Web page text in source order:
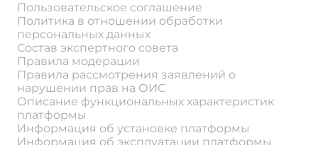
Пользовательское соглашение
Политика в отношении обработки
персональных данных
Состав экспертного совета
Правила модерации
Правила рассмотрения заявлений о
нарушении прав на ОИС
Описание функциональных характеристик
платформы
Информация об установке платформы
Информация об эксплуатации платформы